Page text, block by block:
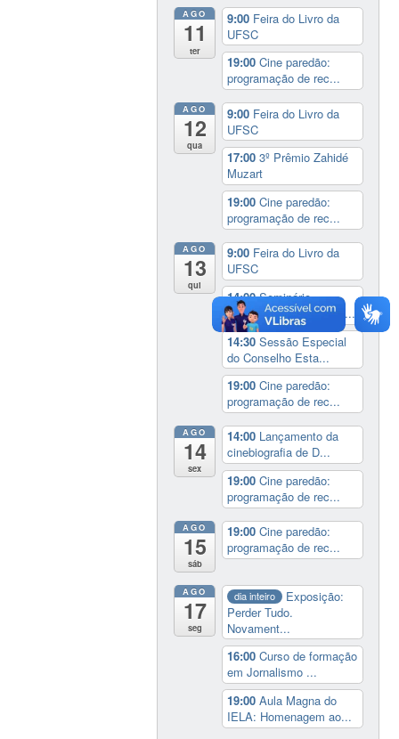
AGO
11
ter
9:00 Feira do Livro da
UFSC
19:00Cine paredão:
programação de rec...
AGO
12
qua
9:00 Feira do Livro da
UFSC
17:003º Prêmio Zahidé
Muzart
19:00Cine paredão:
programação de rec...
AGO
13
qui
9:00 Feira do Livro da
UFSC
14:00Seminário
Internacional ‘Ninguém...
14:30Sessão Especial
do Conselho Esta...
19:00Cine paredão:
programação de rec...
AGO
14
sex
14:00 Lançamento da
cinebiografia de D...
19:00Cine paredão:
programação de rec...
AGO
15
sáb
19:00Cine paredão:
programação de rec...
AGO
17
seg
dia inteiro
Exposição:
Perder Tudo.
Novament...
16:00Curso de formação
em Jornalismo ...
19:00Aula Magna do
IELA: Homenagem ao...